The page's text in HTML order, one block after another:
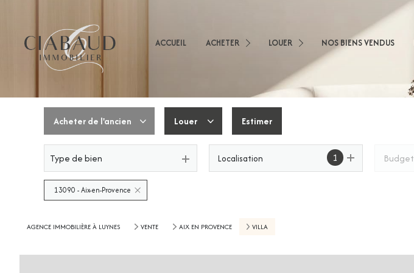
ACCUEIL ACHETER
Immeubles
Immobilier Professionnel
LOUER
Immobilier Professionnel
NOS BIENS VENDUS
Acheterde l'ancien
De l'ancien
De l'immo pro
Louer
De l'immo pro
Estimer
Type de bien 1
Localisation Budget
13090 - Aix-en-Provence
AGENCE IMMOBILIÈRE À LUYNES VENTE AIX EN PROVENCE VILLA